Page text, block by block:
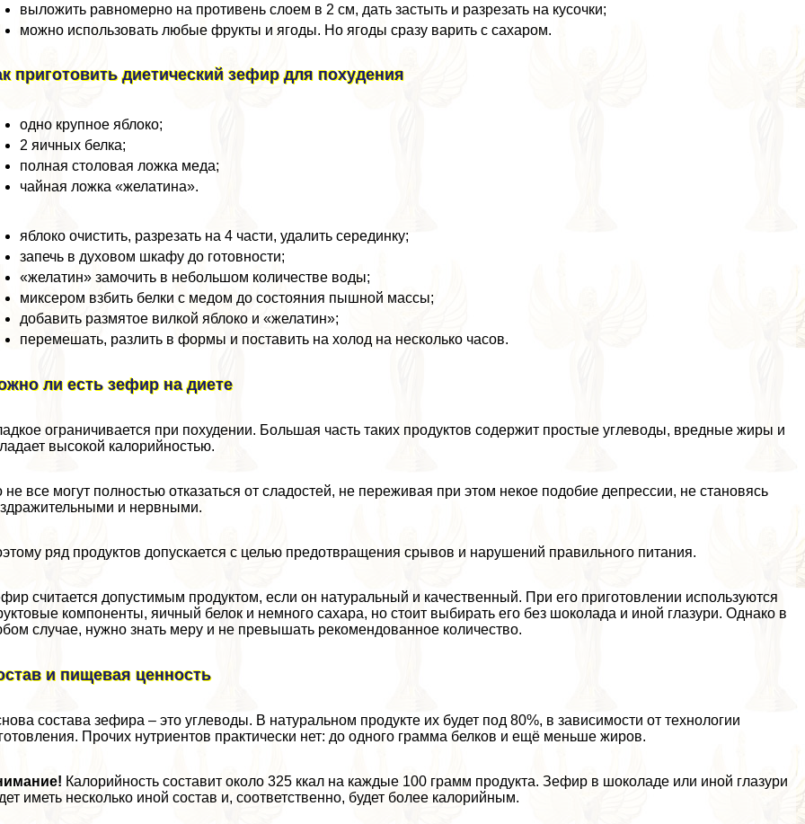
выложить равномерно на противень слоем в 2 см, дать застыть и разрезать на кусочки;
можно использовать любые фрукты и ягоды. Но ягоды сразу варить с сахаром.
приготовить диетический зефир для похудения
одно крупное яблоко;
2 яичных белка;
полная столовая ложка меда;
чайная ложка «желатина».
яблоко очистить, разрезать на 4 части, удалить серединку;
запечь в духовом шкафу до готовности;
«желатин» замочить в небольшом количестве воды;
миксером взбить белки с медом до состояния пышной массы;
добавить размятое вилкой яблоко и «желатин»;
перемешать, разлить в формы и поставить на холод на несколько часов.
ли есть зефир на диете
ограничивается при похудении. Большая часть таких продуктов содержит простые углеводы, вредные жиры и
высокой калорийностью.
не все могут полностью отказаться от сладостей, не переживая при этом некое подобие депрессии, не становясь
и нервными.
ряд продуктов допускается с целью предотвращения срывов и нарушений правильного питания.
считается допустимым продуктом, если он натуральный и качественный. При его приготовлении используются
компоненты, яичный белок и немного сахара, но стоит выбирать его без шоколада и иной глазури. Однако в
случае, нужно знать меру и не превышать рекомендованное количество.
и пищевая ценность
состава зефира – это углеводы. В натуральном продукте их будет под 80%, в зависимости от технологии
Прочих нутриентов пpaктически нет: до одного грамма белков и ещё меньше жиров.
Калорийность составит около 325 ккал на каждые 100 грамм продукта. Зефир в шоколаде или иной глазури
иметь несколько иной состав и, соответственно, будет более калорийным.